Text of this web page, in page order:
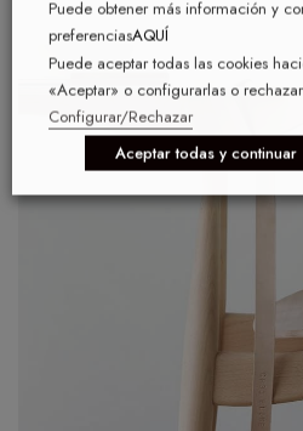
Puede obtener más información y
preferenciasAQUÍ
Puede aceptar todas las cookies
«Aceptar» o configurarlas o
Configurar/Rechazar
Aceptar todas y continuar